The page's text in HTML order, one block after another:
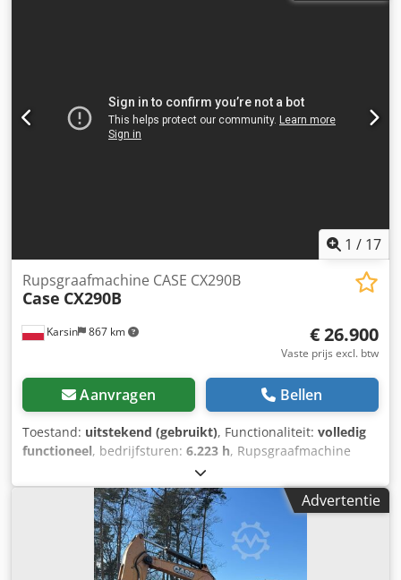
1 / 17
Karsin 867 km
Rupsgraafmachine CASE CX290B
Case CX290B
€ 26.900
Vaste prijs excl. btw
Aanvragen Bellen
Toestand: uitstekend (gebruikt), Functionaliteit: volledig
functioneel, bedrijfsturen: 6.223 h, Rupsgraafmachine
CASE CX290B Kawasaki Hydraulica Isuzu Motor Technische
gegevens: - Motor: Isuzu AH-6HK1X (6-cilinder,
turbocompressor, common rail). - Motorvermogen: ca. 154
kW (209 pk) bij 1800 tpm. - Bedrijfsgewicht: ca. 29.100 kg -
30.000 kg (afhankelijk van uitrusting). - Hydraulisch
systeem: Variabele plunjerpompen (Kawasaki), zorgen voor
Advertentie